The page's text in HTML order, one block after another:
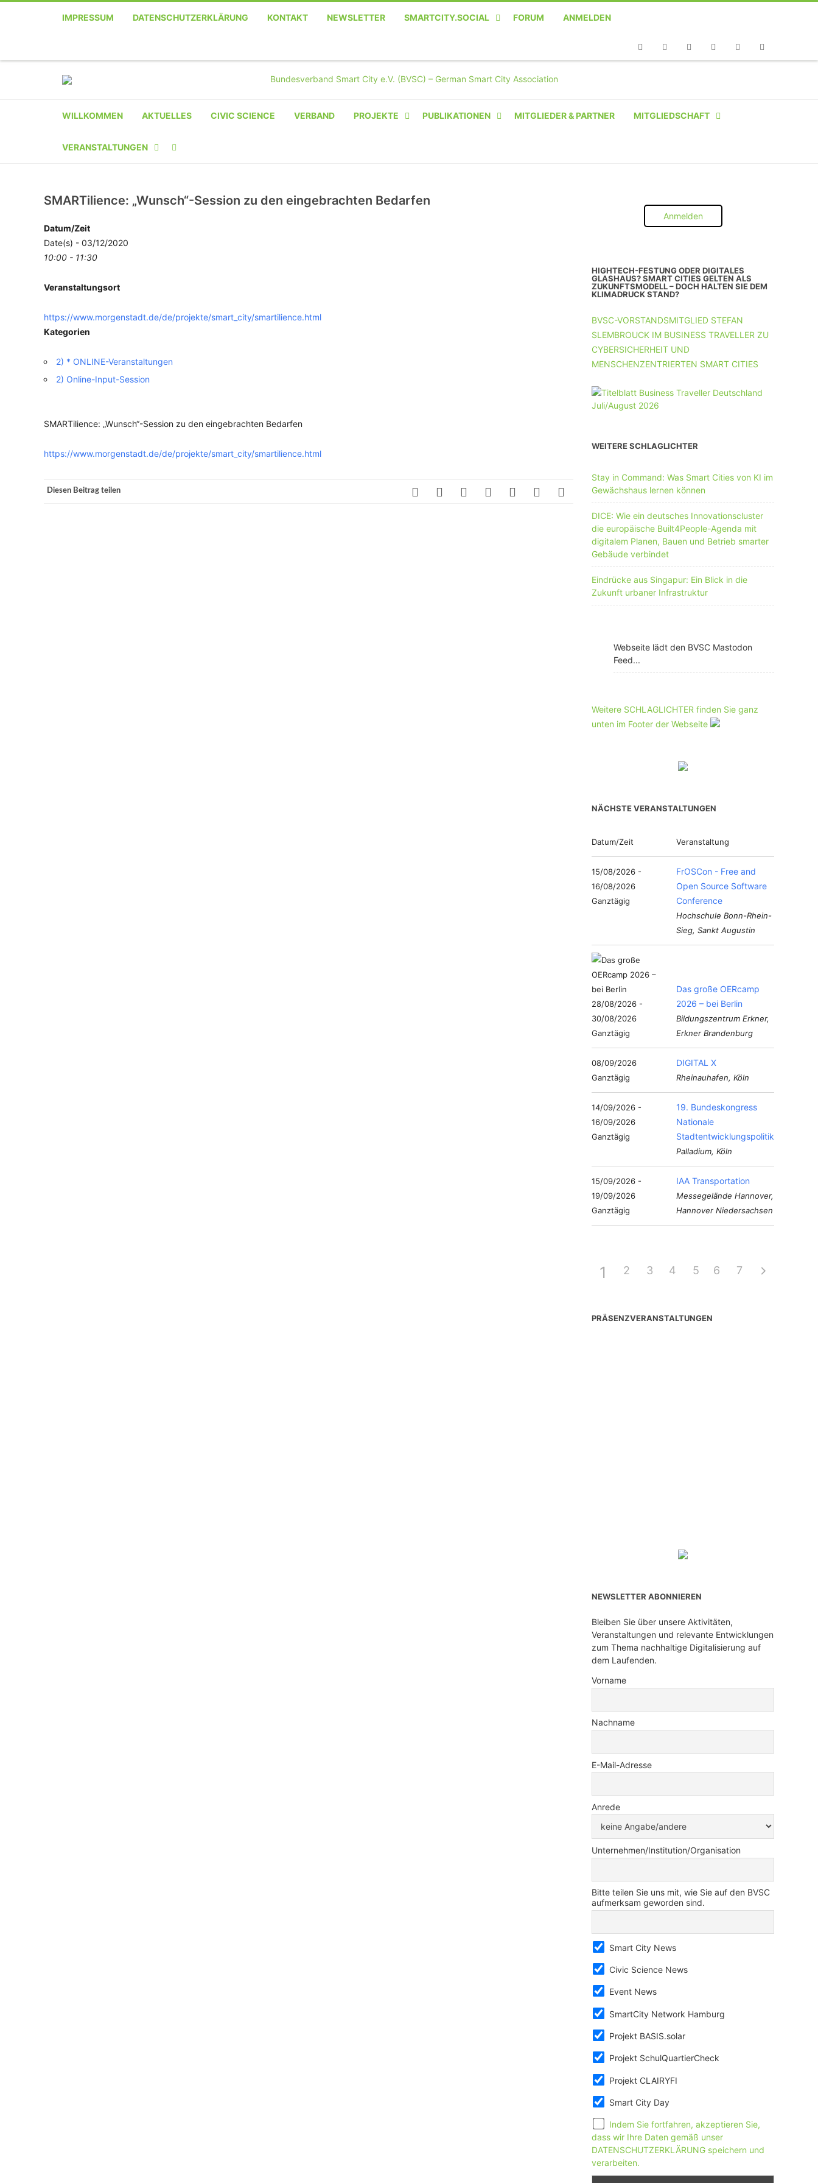
IMPRESSUM DATENSCHUTZERKLÄRUNG KONTAKT NEWSLETTER SMARTCITY.SOCIAL FORUM ANMELDEN
WILLKOMMEN AKTUELLES CIVIC SCIENCE VERBAND PROJEKTE
CLAIRYFI-INDOORS: SMART
PUBLIKATIONEN MITGLIEDER & PARTNER MITGLIEDSCHAFT
INSTITUTION
UNTERNEHMEN MIT 11-50 MA
VERANSTALTUNGEN
VERANSTALTER-
REGISTRIERUNG
VERANSTALTUNG
SMARTilience: „Wunsch“-Session zu den eingebrachten Bedarfen
Datum/Zeit
Date(s) - 03/12/2020
10:00 - 11:30
Veranstaltungsort
https://www.morgenstadt.de/de/projekte/smart_city/smartilience.html
Kategorien
2) * ONLINE-Veranstaltungen
2) Online-Input-Session
SMARTilience: „Wunsch“-Session zu den eingebrachten Bedarfen
https://www.morgenstadt.de/de/projekte/smart_city/smartilience.html
Diesen Beitrag teilen
Anmelden
HIGHTECH-FESTUNG ODER DIGITALES
GLASHAUS? SMART CITIES GELTEN ALS
ZUKUNFTSMODELL – DOCH HALTEN SIE DEM
KLIMADRUCK STAND?
BVSC-VORSTANDSMITGLIED STEFAN
SLEMBROUCK IM BUSINESS TRAVELLER ZU
CYBERSICHERHEIT UND
MENSCHENZENTRIERTEN SMART CITIES
WEITERE SCHLAGLICHTER
Stay in Command: Was Smart Cities von KI im
Gewächshaus lernen können
DICE: Wie ein deutsches Innovationscluster
die europäische Built4People-Agenda mit
digitalem Planen, Bauen und Betrieb smarter
Gebäude verbindet
Eindrücke aus Singapur: Ein Blick in die
Zukunft urbaner Infrastruktur
Webseite lädt den BVSC Mastodon
Feed...
Weitere SCHLAGLICHTER finden Sie ganz
unten im Footer der Webseite
NÄCHSTE VERANSTALTUNGEN
Datum/Zeit Veranstaltung
15/08/2026 -
16/08/2026
Ganztägig
FrOSCon - Free and
Open Source Software
Conference
Hochschule Bonn-Rhein-
Sieg, Sankt Augustin
28/08/2026 -
30/08/2026
Ganztägig
Das große OERcamp
2026 – bei Berlin
Bildungszentrum Erkner,
Erkner Brandenburg
08/09/2026
Ganztägig
DIGITAL X
Rheinauhafen, Köln
14/09/2026 -
16/09/2026
Ganztägig
19. Bundeskongress
Nationale
Stadtentwicklungspolitik
Palladium, Köln
15/09/2026 -
19/09/2026
Ganztägig
IAA Transportation
Messegelände Hannover,
Hannover Niedersachsen
1 2 3 4 5 6 7
PRÄSENZVERANSTALTUNGEN
NEWSLETTER ABONNIEREN
Bleiben Sie über unsere Aktivitäten,
Veranstaltungen und relevante Entwicklungen
zum Thema nachhaltige Digitalisierung auf
dem Laufenden.
Vorname
Nachname
E-Mail-Adresse
Anrede
Unternehmen/Institution/Organisation
Bitte teilen Sie uns mit, wie Sie auf den BVSC
aufmerksam geworden sind.
Smart City News
Civic Science News
Event News
SmartCity Network Hamburg
Projekt BASIS.solar
Projekt SchulQuartierCheck
Projekt CLAIRYFI
Smart City Day
Indem Sie fortfahren, akzeptieren Sie,
dass wir Ihre Daten gemäß unser
DATENSCHUTZERKLÄRUNG speichern und
verarbeiten.